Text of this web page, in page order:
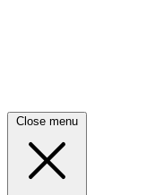
Close menu